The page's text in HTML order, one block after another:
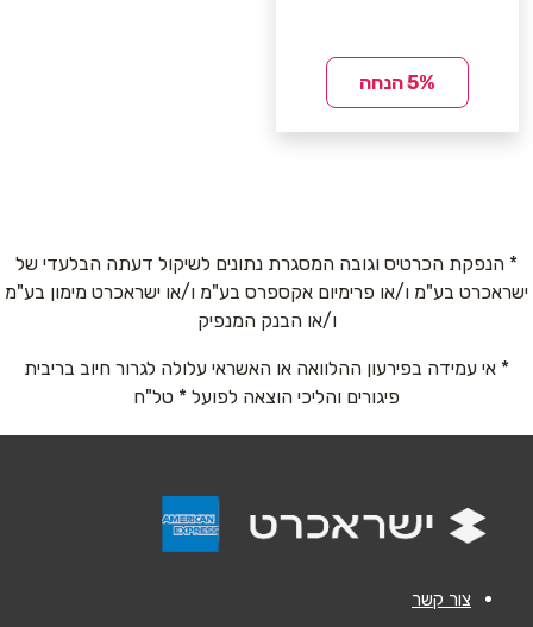
5% הנחה
* הנפקת הכרטיס וגובה המסגרת נתונים לשיקול דעתה הבלעדי של
ישראכרט בע"מ ו/או פרימיום אקספרס בע"מ ו/או ישראכרט מימון בע"מ
ו/או הבנק המנפיק
* אי עמידה בפירעון ההלוואה או האשראי עלולה לגרור חיוב בריבית
פיגורים והליכי הוצאה לפועל * טל"ח
צור קשר